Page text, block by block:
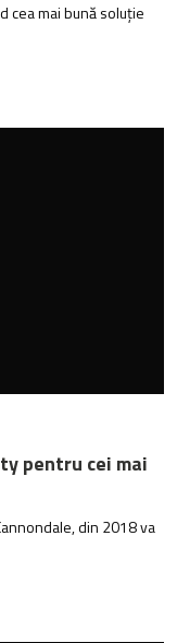
cea mai bună soluție
pentru cei mai
din 2018 va